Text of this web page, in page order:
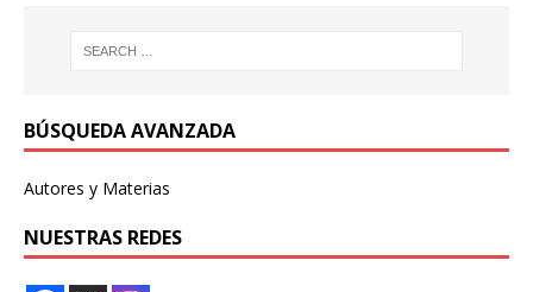
BÚSQUEDA AVANZADA
Autores y Materias
NUESTRAS REDES